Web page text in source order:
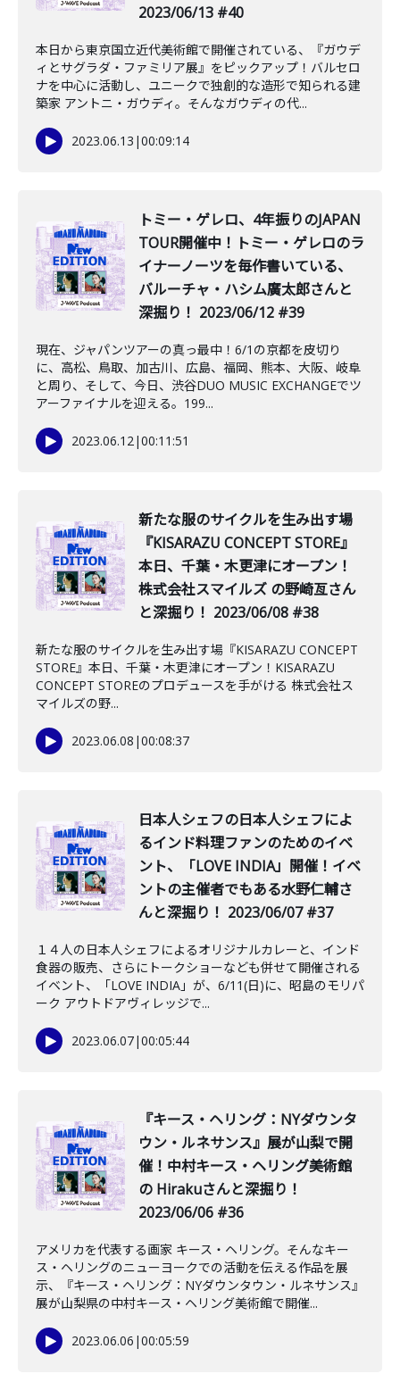
2023/06/13 #40
本日から東京国立近代美術館で開催されている、『ガウデ
ィとサグラダ・ファミリア展』をピックアップ！バルセロ
ナを中心に活動し、ユニークで独創的な造形で知られる建
築家 アントニ・ガウディ。そんなガウディの代...
2023.06.13 |00:09:14
トミー・ゲレロ、4年振りのJAPAN
TOUR開催中！トミー・ゲレロのラ
イナーノーツを毎作書いている、
バルーチャ・ハシム廣太郎さんと
深掘り！ 2023/06/12 #39
現在、ジャパンツアーの真っ最中！6/1の京都を皮切り
に、高松、鳥取、加古川、広島、福岡、熊本、大阪、岐阜
と周り、そして、今日、渋谷DUO MUSIC EXCHANGEでツ
アーファイナルを迎える。199...
2023.06.12|00:11:51
新たな服のサイクルを生み出す場
『KISARAZU CONCEPT STORE』
本日、千葉・木更津にオープン！
株式会社スマイルズ の野崎亙さん
と深掘り！ 2023/06/08 #38
新たな服のサイクルを生み出す場『KISARAZU CONCEPT
STORE』本日、千葉・木更津にオープン！KISARAZU
CONCEPT STOREのプロデュースを手がける 株式会社ス
マイルズの野...
2023.06.08 |00:08:37
日本人シェフの日本人シェフによ
るインド料理ファンのためのイベ
ント、「LOVE INDIA」開催！イベ
ントの主催者でもある水野仁輔さ
んと深掘り！ 2023/06/07 #37
１４人の日本人シェフによるオリジナルカレーと、インド
食器の販売、さらにトークショーなども併せて開催される
イベント、「LOVE INDIA」が、6/11(日)に、昭島のモリパ
ーク アウトドアヴィレッジで...
2023.06.07|00:05:44
『キース・ヘリング：NYダウンタ
ウン・ルネサンス』展が山梨で開
催！中村キース・ヘリング美術館
の Hirakuさんと深掘り！
2023/06/06 #36
アメリカを代表する画家 キース・ヘリング。そんなキー
ス・ヘリングのニューヨークでの活動を伝える作品を展
示、『キース・ヘリング：NYダウンタウン・ルネサンス』
展が山梨県の中村キース・ヘリング美術館で開催...
2023.06.06 |00:05:59